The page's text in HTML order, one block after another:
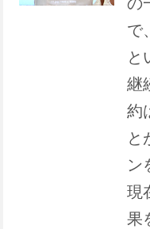
の
で
と
継
約
と
ン
現
果